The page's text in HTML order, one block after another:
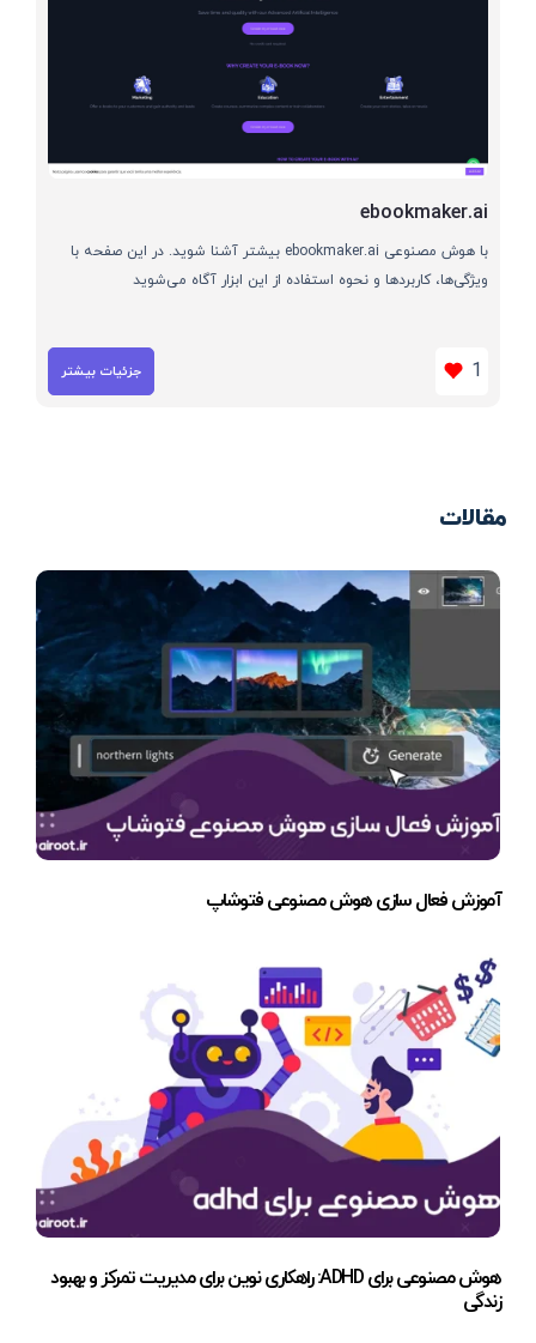
ebookmaker.ai
با هوش مصنوعی ebookmaker.ai بیشتر آشنا شوید. در این صفحه با
ویژگی‌ها، کاربردها و نحوه استفاده از این ابزار آگاه می‌شوید
1 جزئیات بیشتر
مقالات
آموزش فعال سازی هوش مصنوعی فتوشاپ
هوش مصنوعی برای ADHD: راهکاری نوین برای مدیریت تمرکز و بهبود
زندگی